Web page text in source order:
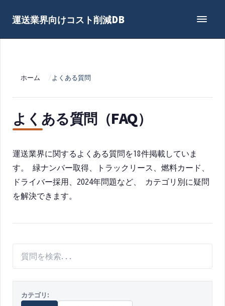
運送業界向けコスト削減DB
ホーム / よくある質問
よくある質問（FAQ）
運送業界に関するよくある質問を18件掲載していま
す。 緑ナンバー取得、トラックリース、燃料カード、
ドライバー採用、2024年問題など、 カテゴリ別に疑問
を解決できます。
カテゴリ: